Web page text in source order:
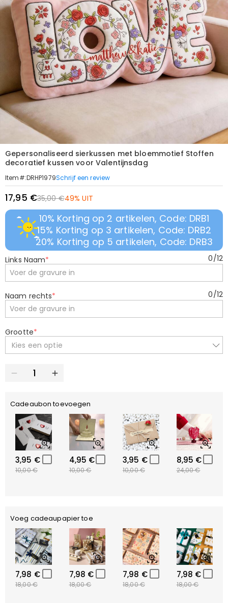
Gepersonaliseerd sierkussen met bloemmotief Stoffen
decoratief kussen voor Valentijnsdag
Item#:DRHP1979Schrijf een review
17,95 €35,00 €49% UIT
10% Korting op 2 artikelen, Code: DRB1
15% Korting op 3 artikelen, Code: DRB2
20% Korting op 5 artikelen, Code: DRB3
Links Naam* 0/12
Naam rechts* 0/12
Grootte*
Kies een optie
Cadeaubon toevoegen
3,95 €
10,00 €
4,95 €
10,00 €
3,95 €
10,00 €
8,95 €
24,00 €
Voeg cadeaupapier toe
7,98 €
18,00 €
7,98 €
18,00 €
7,98 €
18,00 €
7,98 €
18,00 €